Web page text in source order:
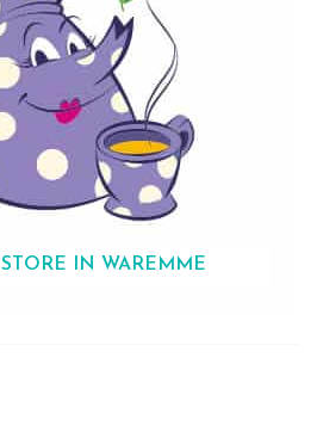
STORE IN WAREMME